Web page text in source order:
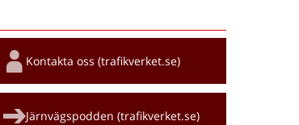
Snabblänkar
Kontakta oss (trafikverket.se)
Järnvägspodden (trafikverket.se)